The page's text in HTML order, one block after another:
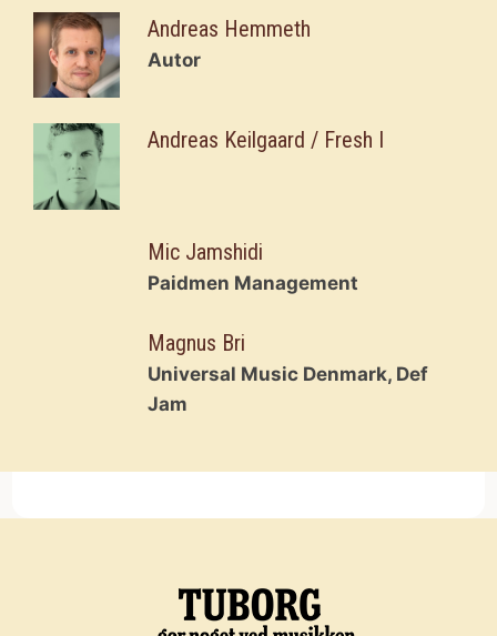
Andreas Hemmeth
Autor
Andreas Keilgaard / Fresh I
Mic Jamshidi
Paidmen Management
Magnus Bri
Universal Music Denmark, Def
Jam